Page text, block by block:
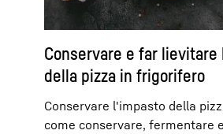
Conservare e far
della pizza in frigorifero
Conservare l'impasto della
come conservare, fermentare